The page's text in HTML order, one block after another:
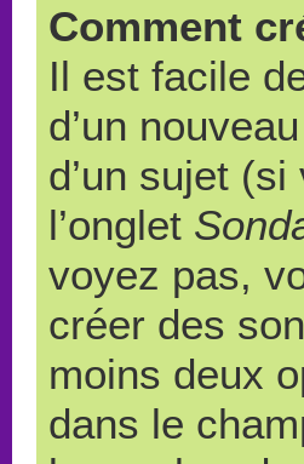
Comment
Il est facile
d’un
d’un sujet
l’onglet
voyez pas,
créer des
moins deux
dans le